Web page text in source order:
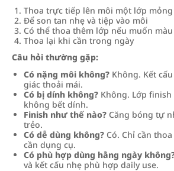
Thoa trực tiếp lên môi một lớp mỏng
Để son tan nhẹ và tiệp vào môi
Có thể thoa thêm lớp nếu muốn
Thoa lại khi cần trong ngày
Câu hỏi thường gặp:
Có nặng môi không? Không. Kết
giác thoải mái.
Có bị dính không? Không. Lớp
không bết dính.
Finish như thế nào? Căng bóng tự
trẻo.
Có dễ dùng không? Có. Chỉ cần
cần dụng cụ.
Có phù hợp dùng hằng ngày
và kết cấu nhẹ phù hợp daily use.